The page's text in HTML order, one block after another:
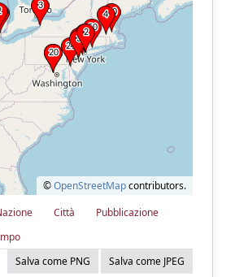
©OpenStreetMapcontributors.
Città
Pubblicazione
Salva come PNG
Salva come JPEG